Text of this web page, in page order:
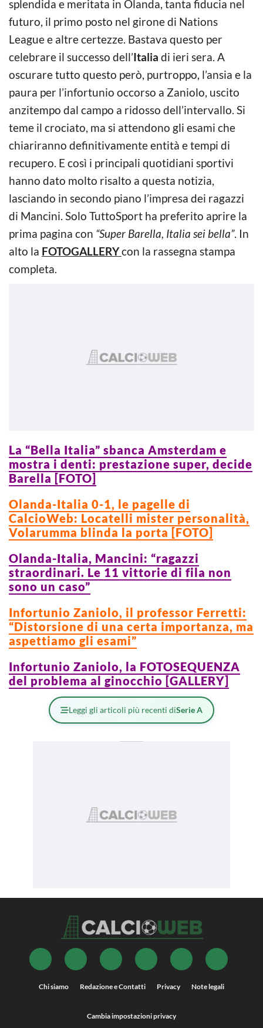
splendida e meritata in Olanda, tanta fiducia nel
futuro, il primo posto nel girone di Nations
League e altre certezze. Bastava questo per
celebrare il successo dell’Italia di ieri sera. A
oscurare tutto questo però, purtroppo, l’ansia e la
paura per l’infortunio occorso a Zaniolo, uscito
anzitempo dal campo a ridosso dell’intervallo. Si
teme il crociato, ma si attendono gli esami che
chiariranno definitivamente entità e tempi di
recupero. E così i principali quotidiani sportivi
hanno dato molto risalto a questa notizia,
lasciando in secondo piano l’impresa dei ragazzi
di Mancini. Solo TuttoSport ha preferito aprire la
prima pagina con “Super Barella, Italia sei bella”. In
alto la FOTOGALLERYcon la rassegna stampa
completa.
La “Bella Italia” sbanca Amsterdam e
mostra i denti: prestazione super, decide
Barella [FOTO]
Olanda-Italia 0-1, le pagelle di
CalcioWeb: Locatelli mister personalità,
Volarumma blinda la porta [FOTO]
Olanda-Italia, Mancini: “ragazzi
straordinari. Le 11 vittorie di fila non
sono un caso”
Infortunio Zaniolo, il professor Ferretti:
“Distorsione di una certa importanza, ma
aspettiamo gli esami”
Infortunio Zaniolo, la FOTOSEQUENZA
del problema al ginocchio [GALLERY]
Leggi gli articoli più recenti diSerie A
Chi siamo Redazione e Contatti Privacy Note legali
Cambia impostazioni privacy